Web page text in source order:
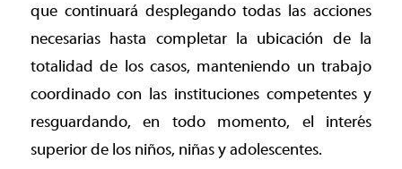
que continuará desplegando todas las acciones
necesarias hasta completar la ubicación de la
totalidad de los casos, manteniendo un trabajo
coordinado con las instituciones competentes y
resguardando, en todo momento, el interés
superior de los niños, niñas y adolescentes.